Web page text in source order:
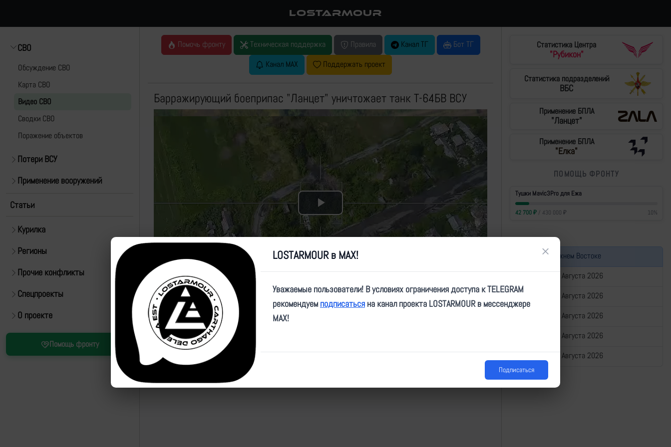
LOSTARMOUR
СВО
Обсуждение СВО
Карта СВО
Видео СВО
Cводки СВО
Поражение объектов
Потери ВСУ
Применение вооружений
Статьи
Курилка
Регионы
Прочие конфликты
Спецпроекты
О проекте
Помощь фронту
Помочь фронту Техническая поддержка Правила Канал ТГ
Бот ТГ
Канал MAX
Поддержать проект
Барражирующий боеприпас "Ланцет" уничтожает танк Т-64БВ ВСУ
Play
Video
Источник: https://t.me/btr80/9619
Статистика Центра
"Рубикон"
Статистика подразделений
ВБС
Применение БПЛА
"Ланцет"
Применение БПЛА
"Елка"
ПОМОЩЬ ФРОНТУ
Тушки Mavic3Pro для Ежа
42 700₽/ 430 000 ₽ 10%
Война на Ближнем Востоке
Сводка за 06 Августа 2026
Сводка за 05 Августа 2026
Сводка за 04 Августа 2026
Сводка за 03 Августа 2026
Сводка за 02 Августа 2026
LOSTARMOUR в MAX! ×
Уважаемые пользователи! В условиях ограничения доступа к TELEGRAM
рекомендуем подписаться на канал проекта LOSTARMOUR в мессенджере
MAX!
Подписаться